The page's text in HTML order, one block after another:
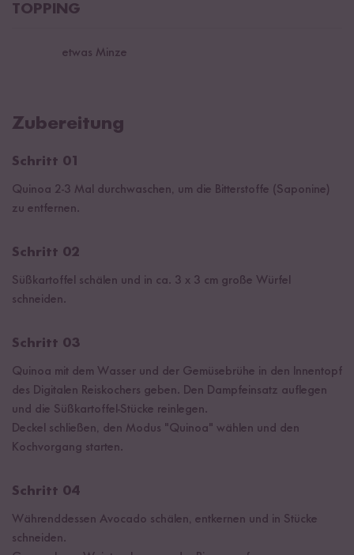
TOPPING
etwas Minze
Zubereitung
Schritt 01
Quinoa 2-3 Mal durchwaschen, um die Bitterstoffe (Saponine)
zu entfernen.
Schritt 02
Süßkartoffel schälen und in ca. 3 x 3 cm große Würfel
schneiden.
Schritt 03
Quinoa mit dem Wasser und der Gemüsebrühe in den Innentopf
des Digitalen Reiskochers geben. Den Dampfeinsatz auflegen
und die Süßkartoffel-Stücke reinlegen.
Deckel schließen, den Modus "Quinoa" wählen und den
Kochvorgang starten.
Schritt 04
Währenddessen Avocado schälen, entkernen und in Stücke
schneiden.